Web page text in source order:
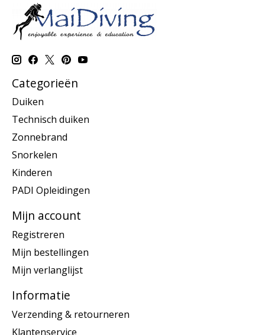
Categorieën
Duiken
Technisch duiken
Zonnebrand
Snorkelen
Kinderen
PADI Opleidingen
Mijn account
Registreren
Mijn bestellingen
Mijn verlanglijst
Informatie
Verzending & retourneren
Klantenservice